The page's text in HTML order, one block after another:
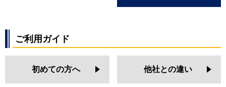
ご利用ガイド
初めての方へ 他社との違い